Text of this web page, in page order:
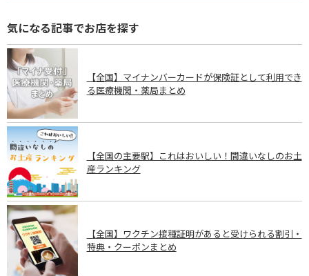
気になる記事でお店を探す
【全国】マイナンバーカードが保険証として利用でき
る医療機関・薬局まとめ
【全国の主要駅】これはおいしい！間違いなしのお土
産ランキング
【全国】ワクチン接種証明があると受けられる割引・
特典・クーポンまとめ